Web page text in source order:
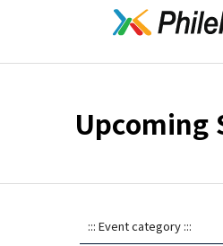
Upcoming